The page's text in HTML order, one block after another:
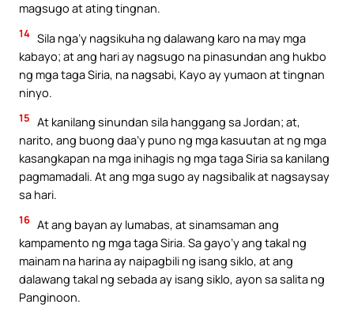
magsugo at ating tingnan.
14 Sila nga’y nagsikuha ng dalawang karo na may mga
kabayo; at ang hari ay nagsugo na pinasundan ang hukbo
ng mga taga Siria, na nagsabi, Kayo ay yumaon at tingnan
ninyo.
15 At kanilang sinundan sila hanggang sa Jordan; at,
narito, ang buong daa’y puno ng mga kasuutan at ng mga
kasangkapan na mga inihagis ng mga taga Siria sa kanilang
pagmamadali. At ang mga sugo ay nagsibalik at nagsaysay
sa hari.
16 At ang bayan ay lumabas, at sinamsaman ang
kampamento ng mga taga Siria. Sa gayo’y ang takal ng
mainam na harina ay naipagbili ng isang siklo, at ang
dalawang takal ng sebada ay isang siklo, ayon sa salita ng
Panginoon.